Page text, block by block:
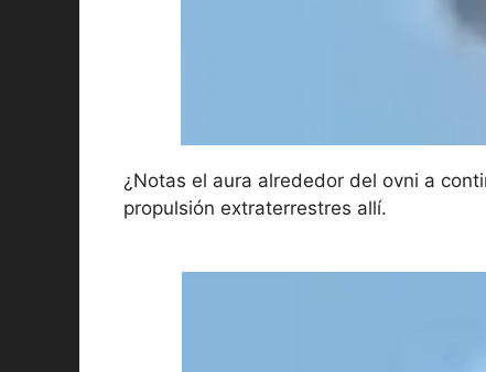
¿Notas el aura alrededor del ovni a
propulsión extraterrestres allí.